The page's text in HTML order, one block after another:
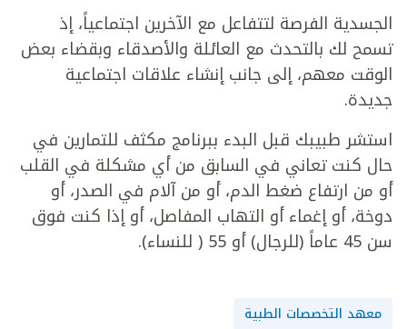
الجسدية الفرصة لتتفاعل مع الآخرين اجتماعياً، إذ
تسمح لك بالتحدث مع العائلة والأصدقاء وبقضاء بعض
الوقت معهم، إلى جانب إنشاء علاقات اجتماعية
جديدة.
استشر طبيبك قبل البدء ببرنامج مكثف للتمارين في
حال كنت تعاني في السابق من أي مشكلة في القلب
أو من ارتفاع ضغط الدم، أو من آلام في الصدر، أو
دوخة، أو إغماء أو التهاب المفاصل، أو إذا كنت فوق
سن 45 عاماً (للرجال) أو 55 ( للنساء).
معهد التخصصات الطبية